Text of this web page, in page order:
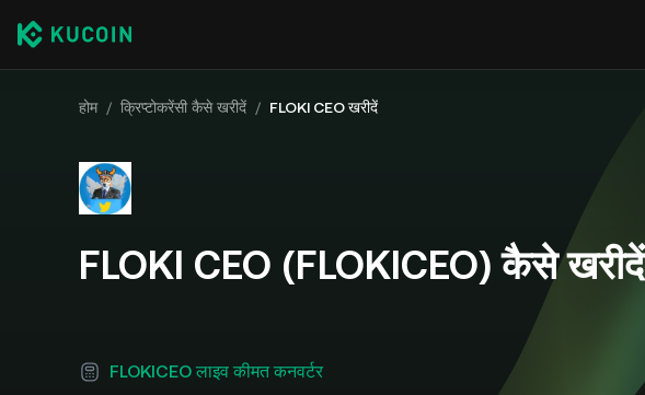
होम / क्रिप्टोकरेंसी कैसे खरीदें / FLOKI CEO खरीदें
FLOKI CEO (FLOKICEO) कैसे खरीदें
FLOKICEO लाइव कीमत कनवर्टर